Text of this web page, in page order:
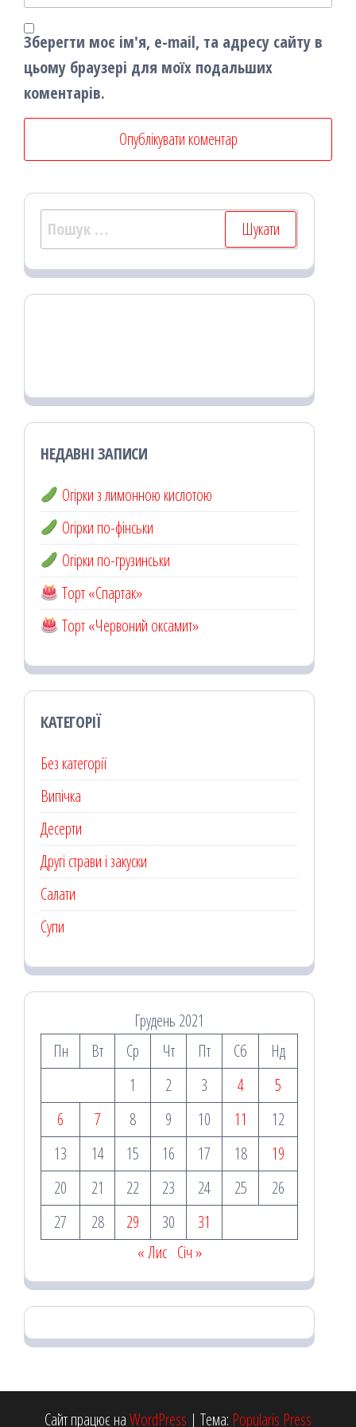
Зберегти моє ім'я, e-mail, та адресу сайту в
цьому браузері для моїх подальших
коментарів.
Пошук:
НЕДАВНІ ЗАПИСИ
Огірки з лимонною кислотою
Огірки по-фінськи
Огірки по-грузинськи
Торт «Спартак»
Торт «Червоний оксамит»
КАТЕГОРІЇ
Без категорії
Випічка
Десерти
Другі страви і закуски
Салати
Супи
Грудень 2021
Пн
Вт Ср Чт Пт Сб
Нд
1
2 3 4
5
6
7 8 9 10 11
12
13
14 15 16 17 18
19
20
21 22 23 24 25
26
27
28 29 30
31
« Лис Січ »
Сайт працює наWordPress | Тема: Popularis Press